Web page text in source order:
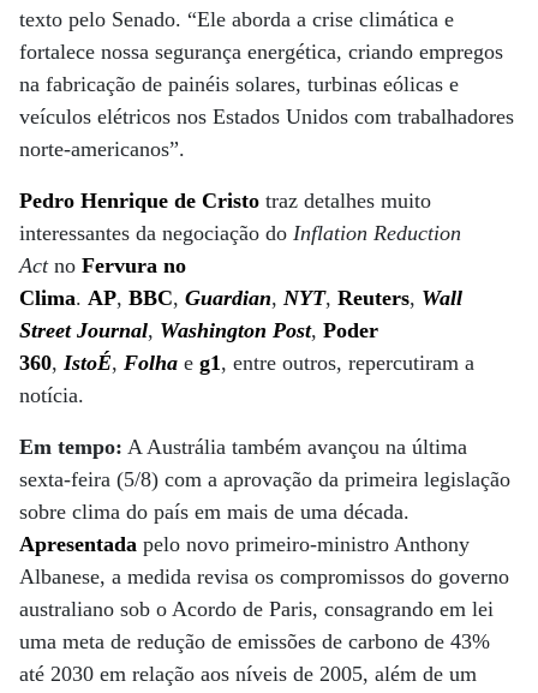
texto pelo Senado. “Ele aborda a crise climática e
fortalece nossa segurança energética, criando empregos
na fabricação de painéis solares, turbinas eólicas e
veículos elétricos nos Estados Unidos com trabalhadores
norte-americanos”.
Pedro Henrique de Cristo traz detalhes muito
interessantes da negociação do Inflation Reduction
Actno Fervura no
Clima. AP, BBC, Guardian, NYT, Reuters, Wall
Street Journal, Washington Post, Poder
360, IstoÉ, Folha e g1, entre outros, repercutiram a
notícia.
Em tempo: A Austrália também avançou na última
sexta-feira (5/8) com a aprovação da primeira legislação
sobre clima do país em mais de uma década.
Apresentada pelo novo primeiro-ministro Anthony
Albanese, a medida revisa os compromissos do governo
australiano sob o Acordo de Paris, consagrando em lei
uma meta de redução de emissões de carbono de 43%
até 2030 em relação aos níveis de 2005, além de um